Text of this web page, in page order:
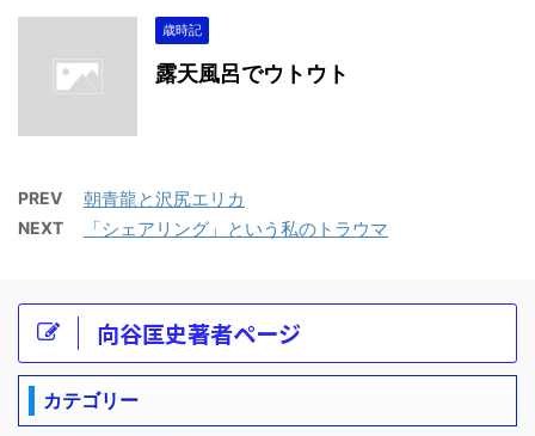
歳時記
露天風呂でウトウト
PREV 朝青龍と沢尻エリカ
NEXT 「シェアリング」という私のトラウマ
向谷匡史著者ページ
カテゴリー